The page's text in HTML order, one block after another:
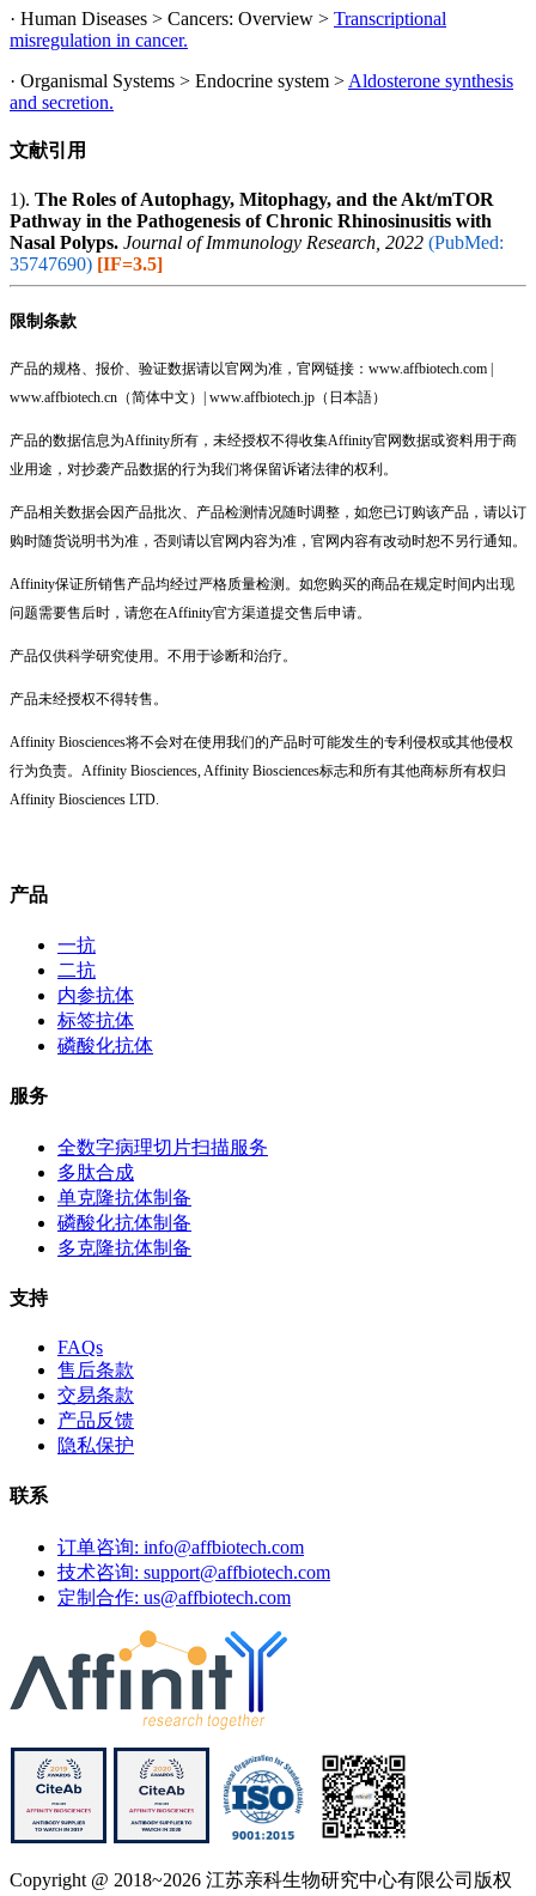
· Human Diseases > Cancers: Overview > Transcriptional
misregulation in cancer.
· Organismal Systems > Endocrine system > Aldosterone synthesis
and secretion.
文献引用
1). The Roles of Autophagy, Mitophagy, and the Akt/mTOR
Pathway in the Pathogenesis of Chronic Rhinosinusitis with
Nasal Polyps. Journal of Immunology Research, 2022 (PubMed:
35747690) [IF=3.5]
限制条款
产品的规格、报价、验证数据请以官网为准，官网链接：www.affbiotech.com |
www.affbiotech.cn（简体中文）| www.affbiotech.jp（日本語）
产品的数据信息为Affinity所有，未经授权不得收集Affinity官网数据或资料用于商
业用途，对抄袭产品数据的行为我们将保留诉诸法律的权利。
产品相关数据会因产品批次、产品检测情况随时调整，如您已订购该产品，请以订
购时随货说明书为准，否则请以官网内容为准，官网内容有改动时恕不另行通知。
Affinity保证所销售产品均经过严格质量检测。如您购买的商品在规定时间内出现
问题需要售后时，请您在Affinity官方渠道提交售后申请。
产品仅供科学研究使用。不用于诊断和治疗。
产品未经授权不得转售。
Affinity Biosciences将不会对在使用我们的产品时可能发生的专利侵权或其他侵权
行为负责。Affinity Biosciences, Affinity Biosciences标志和所有其他商标所有权归
Affinity Biosciences LTD.
产品
一抗
二抗
内参抗体
标签抗体
磷酸化抗体
服务
全数字病理切片扫描服务
多肽合成
单克隆抗体制备
磷酸化抗体制备
多克隆抗体制备
支持
FAQs
售后条款
交易条款
产品反馈
隐私保护
联系
订单咨询: info@affbiotech.com
技术咨询: support@affbiotech.com
定制合作: us@affbiotech.com
Copyright @ 2018~2026 江苏亲科生物研究中心有限公司版权